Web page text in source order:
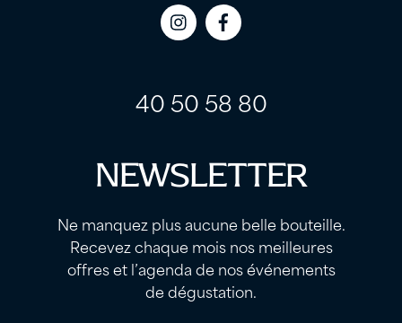
Icon
Icon
40 50 58 80
NEWSLETTER
Ne manquez plus aucune belle bouteille.
Recevez chaque mois nos meilleures
offres et l’agenda de nos événements
de dégustation.